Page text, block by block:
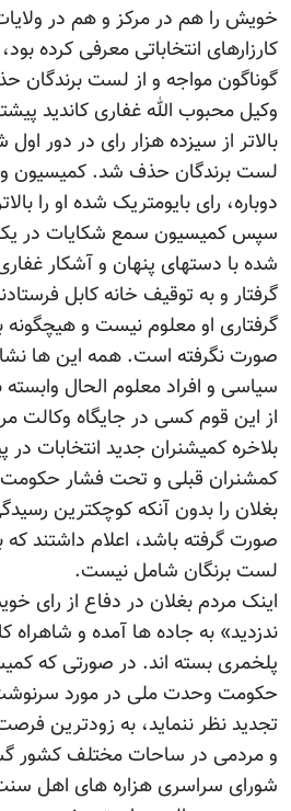
خویش را هم در مرکز و هم در
کارزارهای انتخاباتی معرفی کرده
گوناگون مواجه و از لست برندگان
وکیل محبوب الله غفاری کاندید
بالاتر از سیزده هزار رای در دور
لست برندگان حذف شد. کمیسیون
دوباره، رای بایومتریک شده او را
سپس کمیسیون سمع شکایات در یک
شده با دستهای پنهان و آشکار
گرفتار و به توقیف خانه کابل
گرفتاری او معلوم نیست و هیچگونه
صورت نگرفته است. همه این ها
سیاسی و افراد معلوم الحال
از این قوم کسی در جایگاه وکالت
بلاخره کمیشنران جدید انتخابات در
کمشنران قبلی و تحت فشار حکومت،
بغلان را بدون آنکه کوچکترین
صورت گرفته باشد، اعلام داشتند که
لست برنگان شامل نیست.
اینک مردم بغلان در دفاع از رای
ندزدید» به جاده ها آمده و شاهراه
پلخمری بسته اند. در صورتی که
حکومت وحدت ملی در مورد
تجدید نظر ننماید، به زودترین
و مردمی در ساحات مختلف کشور
شورای سراسری هزاره های اهل